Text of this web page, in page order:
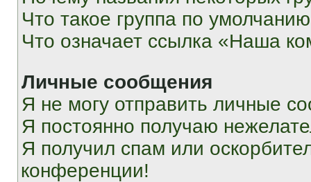
Что такое группа по
Что означает ссылка «Наша
Личные сообщения
Я не могу отправить личные
Я постоянно получаю
Я получил спам или
конференции!